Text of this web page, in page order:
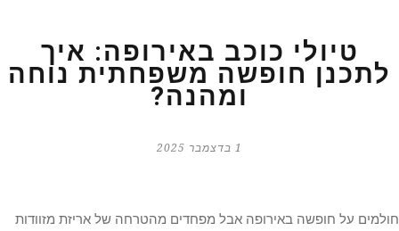
טיולי כוכב באירופה: איך
לתכנן חופשה משפחתית נוחה
ומהנה?
1 בדצמבר 2025
חולמים על חופשה באירופה אבל מפחדים מהטרחה של אריזת מזוודות